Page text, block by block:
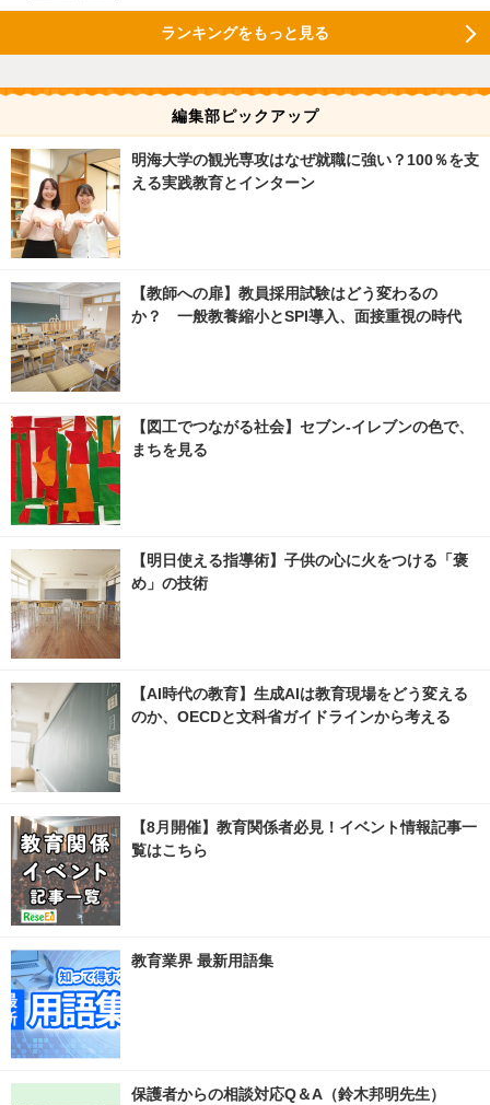
ランキングをもっと見る
編集部ピックアップ
明海大学の観光専攻はなぜ就職に強い？100％を支
える実践教育とインターン
【教師への扉】教員採用試験はどう変わるの
か？ 一般教養縮小とSPI導入、面接重視の時代
【図工でつながる社会】セブン‐イレブンの色で、
まちを見る
【明日使える指導術】子供の心に火をつける「褒
め」の技術
【AI時代の教育】生成AIは教育現場をどう変える
のか、OECDと文科省ガイドラインから考える
【8月開催】教育関係者必見！イベント情報記事一
覧はこちら
教育業界 最新用語集
保護者からの相談対応Q＆A（鈴木邦明先生）